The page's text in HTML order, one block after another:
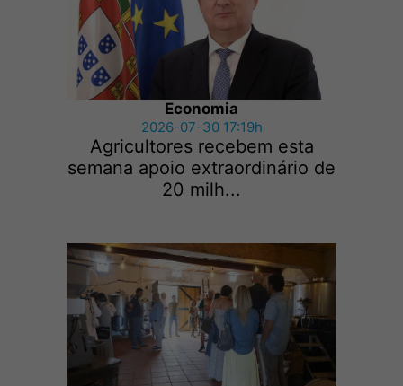
Economia
2026-07-30 17:19h
Agricultores recebem esta
semana apoio extraordinário de
20 milh...